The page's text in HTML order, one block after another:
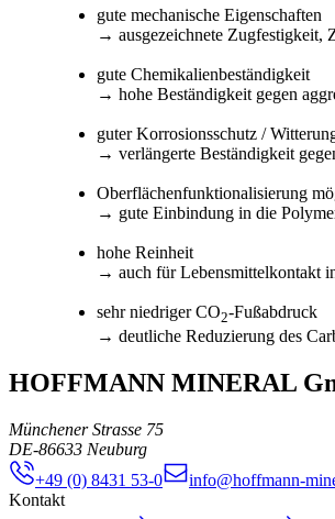
gute mechanische Eigenschaften
→ ausgezeichnete Zugfestigkeit,
gute Chemikalienbeständigkeit
→ hohe Beständigkeit gegen
guter Korrosionsschutz /
→ verlängerte Beständigkeit
Oberflächenfunktionalisierung
→ gute Einbindung in die
hohe Reinheit
→ auch für Lebensmittelkontakt
sehr niedriger CO2-Fußabdruck
→ deutliche Reduzierung des
HOFFMANN MINERAL
Münchener Strasse 75
DE-86633 Neuburg
+49 (0) 8431 53-0
info@hoffmann-
Kontakt